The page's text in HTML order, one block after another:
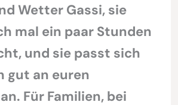
Wetter Gassi, sie
mal ein paar Stunden
und sie passt sich
gut an euren
Für Familien, bei